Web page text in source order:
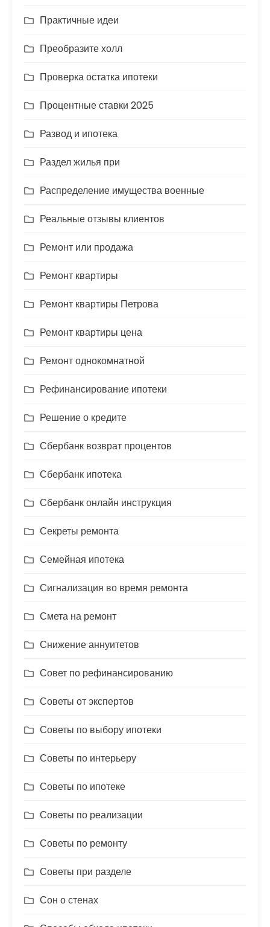
Практичные идеи
Преобразите холл
Проверка остатка ипотеки
Процентные ставки 2025
Развод и ипотека
Раздел жилья при
Распределение имущества военные
Реальные отзывы клиентов
Ремонт или продажа
Ремонт квартиры
Ремонт квартиры Петрова
Ремонт квартиры цена
Ремонт однокомнатной
Рефинансирование ипотеки
Решение о кредите
Сбербанк возврат процентов
Сбербанк ипотека
Сбербанк онлайн инструкция
Секреты ремонта
Семейная ипотека
Сигнализация во время ремонта
Смета на ремонт
Снижение аннуитетов
Совет по рефинансированию
Советы от экспертов
Советы по выбору ипотеки
Советы по интерьеру
Советы по ипотеке
Советы по реализации
Советы по ремонту
Советы при разделе
Сон о стенах